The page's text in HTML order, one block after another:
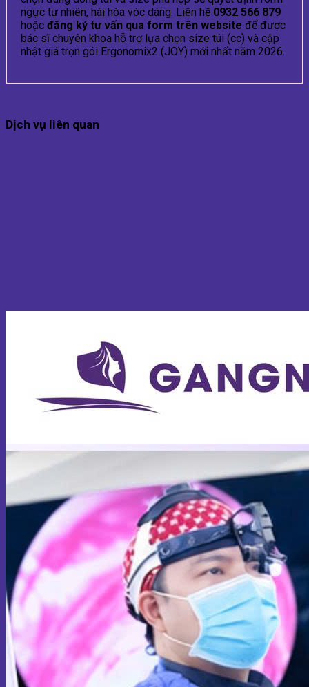
ngực tự nhiên, hài hòa vóc dáng. Liên hệ 0932 566 879
hoặc đăng ký tư vấn qua form trên website để được
bác sĩ chuyên khoa hỗ trợ lựa chọn size túi (cc) và cập
nhật giá trọn gói Ergonomix2 (JOY) mới nhất năm 2026.
Dịch vụ liên quan